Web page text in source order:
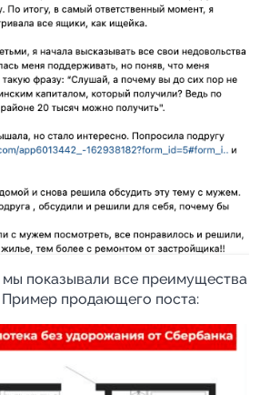
мы показывали все преимущества
Пример продающего поста: